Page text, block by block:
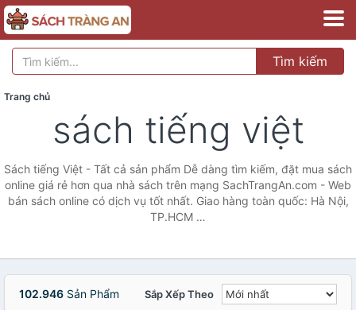
Tìm kiếm
Trang chủ
sách tiếng việt
Sách tiếng Việt - Tất cả sản phẩm Dễ dàng tìm kiếm, đặt mua sách
online giá rẻ hơn qua nhà sách trên mạng SachTrangAn.com - Web
bán sách online có dịch vụ tốt nhất. Giao hàng toàn quốc: Hà Nội,
TP.HCM …
102.946 Sản Phẩm Sắp Xếp Theo